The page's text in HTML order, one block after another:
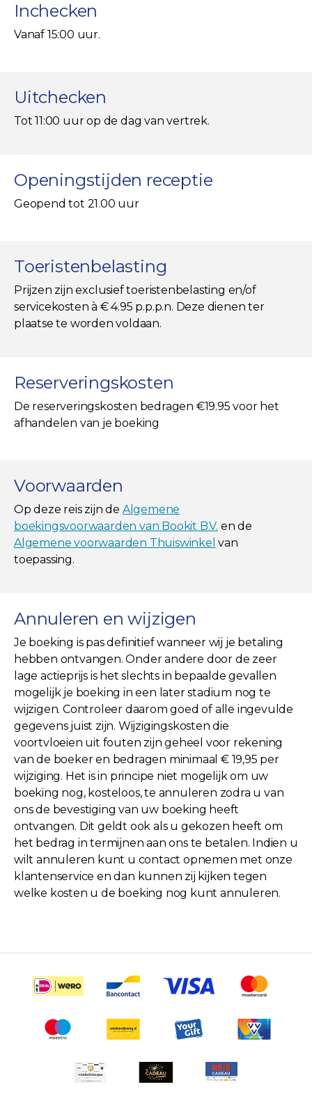
Inchecken
Vanaf 15:00 uur.
Uitchecken
Tot 11:00 uur op de dag van vertrek.
Openingstijden receptie
Geopend tot 21.00 uur
Toeristenbelasting
Prijzen zijn exclusief toeristenbelasting en/of
servicekosten à € 4.95 p.p.p.n. Deze dienen ter
plaatse te worden voldaan.
Reserveringskosten
De reserveringskosten bedragen €19.95 voor het
afhandelen van je boeking
Voorwaarden
Op deze reis zijn de Algemene
boekingsvoorwaarden van Bookit B.V. en de
Algemene voorwaarden Thuiswinkel van
toepassing.
Annuleren en wijzigen
Je boeking is pas definitief wanneer wij je betaling
hebben ontvangen. Onder andere door de zeer
lage actieprijs is het slechts in bepaalde gevallen
mogelijk je boeking in een later stadium nog te
wijzigen. Controleer daarom goed of alle ingevulde
gegevens juist zijn. Wijzigingskosten die
voortvloeien uit fouten zijn geheel voor rekening
van de boeker en bedragen minimaal € 19,95 per
wijziging. Het is in principe niet mogelijk om uw
boeking nog, kosteloos, te annuleren zodra u van
ons de bevestiging van uw boeking heeft
ontvangen. Dit geldt ook als u gekozen heeft om
het bedrag in termijnen aan ons te betalen. Indien u
wilt annuleren kunt u contact opnemen met onze
klantenservice en dan kunnen zij kijken tegen
welke kosten u de boeking nog kunt annuleren.